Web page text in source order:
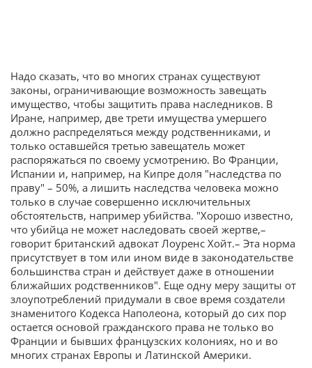
Надо сказать, что во многих странах существуют
законы, ограничивающие возможность завещать
имущество, чтобы защитить права наследников. В
Иране, например, две трети имущества умершего
должно распределяться между родственниками, и
только оставшейся третью завещатель может
распоряжаться по своему усмотрению. Во Франции,
Испании и, например, на Кипре доля "наследства по
праву" – 50%, а лишить наследства человека можно
только в случае совершенно исключительных
обстоятельств, например убийства. "Хорошо известно,
что убийца не может наследовать своей жертве,–
говорит британский адвокат Лоуренс Хойт.– Эта норма
присутствует в том или ином виде в законодательстве
большинства стран и действует даже в отношении
ближайших родственников". Еще одну меру защиты от
злоупотреблений придумали в свое время создатели
знаменитого Кодекса Наполеона, который до сих пор
остается основой гражданского права не только во
Франции и бывших французских колониях, но и во
многих странах Европы и Латинской Америки.